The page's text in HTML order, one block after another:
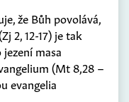
že Bůh povolává,
2, 12-17) je tak
masa
(Mt 8,28 –
evangelia